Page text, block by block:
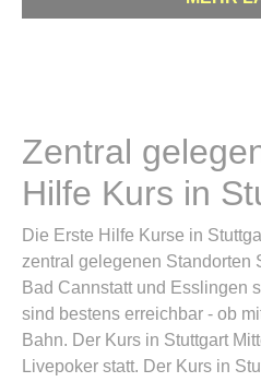
Zentral
Hilfe Kurs in
Die Erste Hilfe Kurse in
zentral gelegenen Standorten
Bad Cannstatt und Esslingen
sind bestens erreichbar - ob
Bahn. Der Kurs in Stuttgart
Livepoker statt. Der Kurs in